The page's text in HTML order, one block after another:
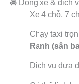
🚘 Dòng xe & dịch
Xe 4 chỗ, 7
Chạy taxi
Ranh (sân
Dịch vụ đưa